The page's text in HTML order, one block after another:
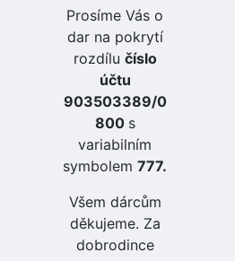
Prosíme Vás o
dar na pokrytí
rozdílu číslo
účtu
903503389/0
800 s
variabilním
symbolem 777.
Všem dárcům
děkujeme. Za
dobrodince